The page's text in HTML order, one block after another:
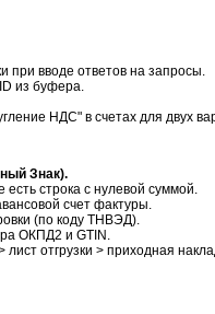
при вводе ответов на запросы.
из буфера.
НДС" в счетах для двух
Знак).
строка с нулевой суммой.
счет фактуры.
(по коду ТНВЭД).
ОКПД2 и GTIN.
лист отгрузки > приходная